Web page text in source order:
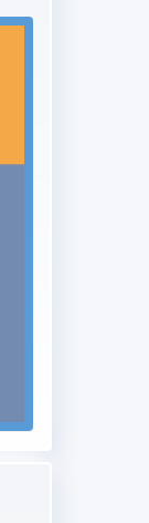
和沉淀-
分布CCD),
温条件下溶
的课题组开
技术已被应
高温条件
方法已
140°C条
分子在溶
溶剂为流
隙排斥的
酯共聚物
绘制相对
差异对它们
摩尔质量
用2D-LC